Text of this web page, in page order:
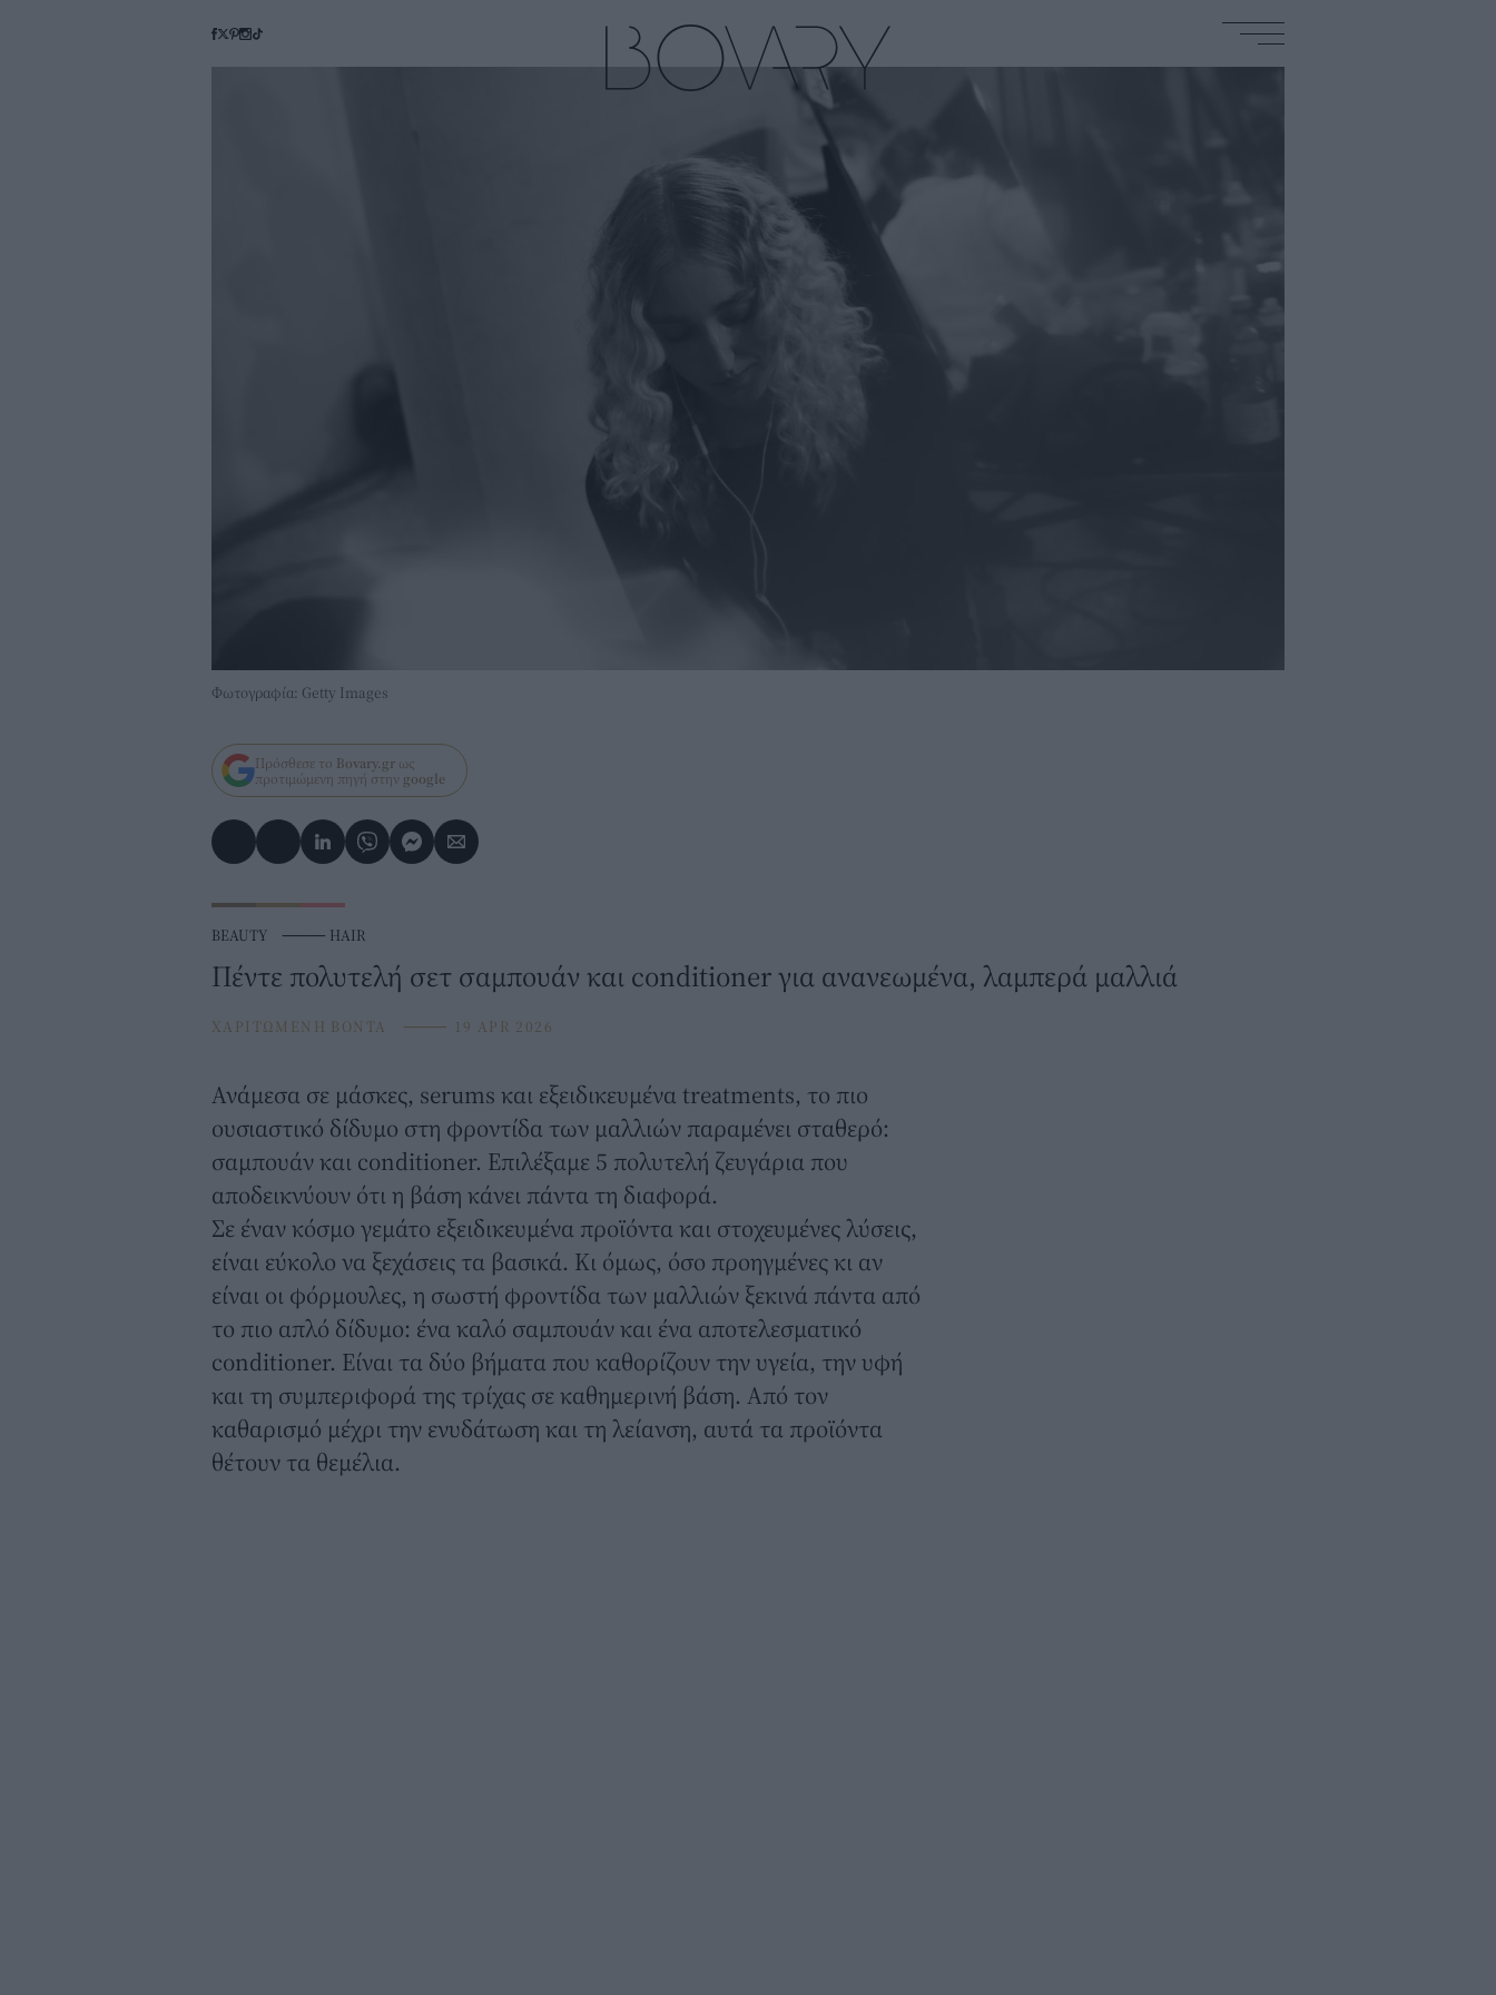
Φωτογραφία: Getty Images
Πρόσθεσε το Bovary.gr ως
προτιμώμενη πηγή στην google
BEAUTY ⸻ HAIR
Πέντε πολυτελή σετ σαμπουάν και conditioner για ανανεωμένα, λαμπερά μαλλιά
ΧΑΡΙΤΩΜΕΝΗ ΒΟΝΤΑ ⸻ 19 APR 2026
Ανάμεσα σε μάσκες, serums και εξειδικευμένα treatments, το πιο
ουσιαστικό δίδυμο στη φροντίδα των μαλλιών παραμένει σταθερό:
σαμπουάν και conditioner. Επιλέξαμε 5 πολυτελή ζευγάρια που
αποδεικνύουν ότι η βάση κάνει πάντα τη διαφορά.
Σε έναν κόσμο γεμάτο εξειδικευμένα προϊόντα και στοχευμένες λύσεις,
είναι εύκολο να ξεχάσεις τα βασικά. Κι όμως, όσο προηγμένες κι αν
είναι οι φόρμουλες, η σωστή φροντίδα των μαλλιών ξεκινά πάντα από
το πιο απλό δίδυμο: ένα καλό σαμπουάν και ένα αποτελεσματικό
conditioner. Είναι τα δύο βήματα που καθορίζουν την υγεία, την υφή
και τη συμπεριφορά της τρίχας σε καθημερινή βάση. Από τον
καθαρισμό μέχρι την ενυδάτωση και τη λείανση, αυτά τα προϊόντα
θέτουν τα θεμέλια.